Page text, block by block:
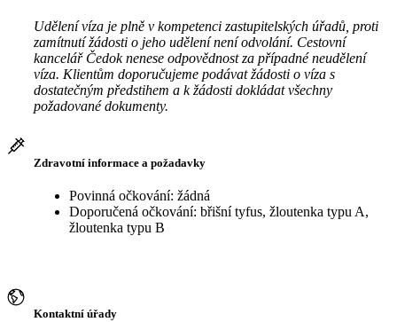
Udělení víza je plně v kompetenci zastupitelských úřadů, proti
zamítnutí žádosti o jeho udělení není odvolání. Cestovní
kancelář Čedok nenese odpovědnost za případné neudělení
víza. Klientům doporučujeme podávat žádosti o víza s
dostatečným předstihem a k žádosti dokládat všechny
požadované dokumenty.
Zdravotní informace a požadavky
Povinná očkování: žádná
Doporučená očkování: břišní tyfus, žloutenka typu A,
žloutenka typu B
Kontaktní úřady